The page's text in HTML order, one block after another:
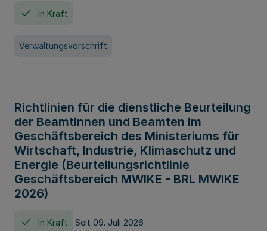
In Kraft
Verwaltungsvorschrift
Richtlinien für die dienstliche Beurteilung
der Beamtinnen und Beamten im
Geschäftsbereich des Ministeriums für
Wirtschaft, Industrie, Klimaschutz und
Energie (Beurteilungsrichtlinie
Geschäftsbereich MWIKE - BRL MWIKE
2026)
In Kraft Seit 09. Juli 2026